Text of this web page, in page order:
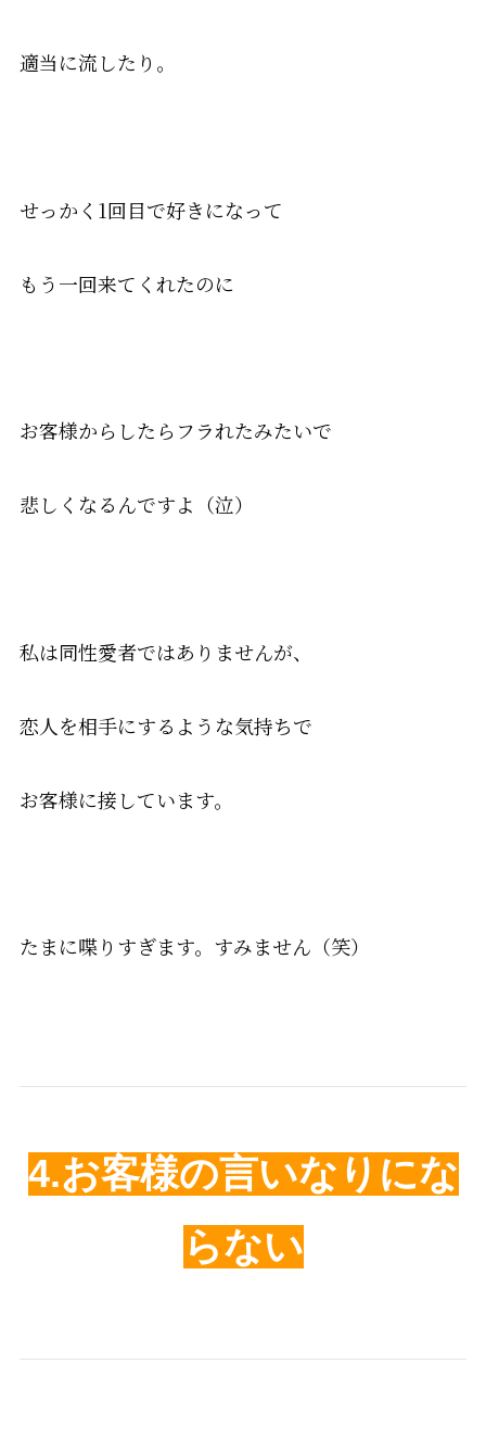
適当に流したり。
せっかく1回目で好きになって
もう一回来てくれたのに
お客様からしたらフラれたみたいで
悲しくなるんですよ（泣）
私は同性愛者ではありませんが、
恋人を相手にするような気持ちで
お客様に接しています。
たまに喋りすぎます。すみません（笑）
4.お客様の言いなりにな
らない